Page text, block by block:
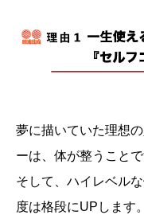
夢に描いていた理想
ーは、体が整うことで
そして、ハイレベル
度は格段にUPします。